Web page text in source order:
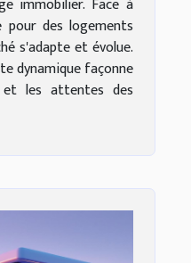
pour des logements
s'adapte et évolue.
dynamique façonne
et les attentes des